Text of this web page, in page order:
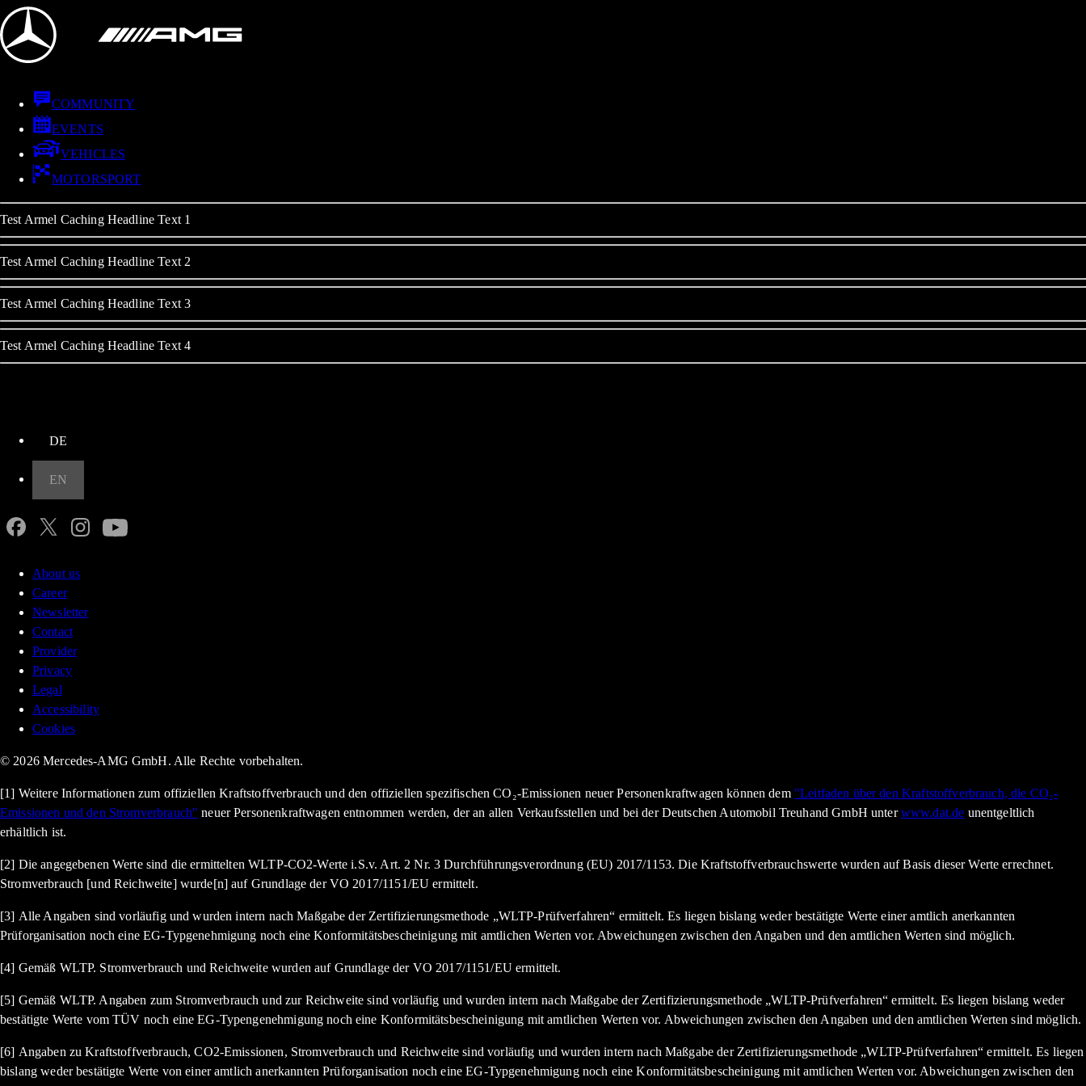
COMMUNITY
EVENTS
VEHICLES
MOTORSPORT
Test Armel Caching Headline Text 1
Test Armel Caching Headline Text 2
Test Armel Caching Headline Text 3
Test Armel Caching Headline Text 4
DE
EN
About us
Career
Newsletter
Contact
Provider
Privacy
Legal
Accessibility
Cookies
© 2026 Mercedes-AMG GmbH. Alle Rechte vorbehalten.
[1] Weitere Informationen zum offiziellen Kraftstoffverbrauch und den offiziellen spezifischen CO₂-Emissionen neuer Personenkraftwagen können dem "Leitfaden über den Kraftstoffverbrauch, die CO₂-
Emissionen und den Stromverbrauch" neuer Personenkraftwagen entnommen werden, der an allen Verkaufsstellen und bei der Deutschen Automobil Treuhand GmbH unterwww.dat.de unentgeltlich
erhältlich ist.
[2] Die angegebenen Werte sind die ermittelten WLTP-CO2-Werte i.S.v. Art. 2 Nr. 3 Durchführungsverordnung (EU) 2017/1153. Die Kraftstoffverbrauchswerte wurden auf Basis dieser Werte errechnet.
Stromverbrauch [und Reichweite] wurde[n] auf Grundlage der VO 2017/1151/EU ermittelt.
[3] Alle Angaben sind vorläufig und wurden intern nach Maßgabe der Zertifizierungsmethode „WLTP-Prüfverfahren“ ermittelt. Es liegen bislang weder bestätigte Werte einer amtlich anerkannten
Prüforganisation noch eine EG-Typgenehmigung noch eine Konformitätsbescheinigung mit amtlichen Werten vor. Abweichungen zwischen den Angaben und den amtlichen Werten sind möglich.
[4] Gemäß WLTP. Stromverbrauch und Reichweite wurden auf Grundlage der VO 2017/1151/EU ermittelt.
[5] Gemäß WLTP. Angaben zum Stromverbrauch und zur Reichweite sind vorläufig und wurden intern nach Maßgabe der Zertifizierungsmethode „WLTP-Prüfverfahren“ ermittelt. Es liegen bislang weder
bestätigte Werte vom TÜV noch eine EG-Typengenehmigung noch eine Konformitätsbescheinigung mit amtlichen Werten vor. Abweichungen zwischen den Angaben und den amtlichen Werten sind möglich.
[6] Angaben zu Kraftstoffverbrauch, CO2-Emissionen, Stromverbrauch und Reichweite sind vorläufig und wurden intern nach Maßgabe der Zertifizierungsmethode „WLTP-Prüfverfahren“ ermittelt. Es liegen
bislang weder bestätigte Werte von einer amtlich anerkannten Prüforganisation noch eine EG-Typgenehmigung noch eine Konformitätsbescheinigung mit amtlichen Werten vor. Abweichungen zwischen den